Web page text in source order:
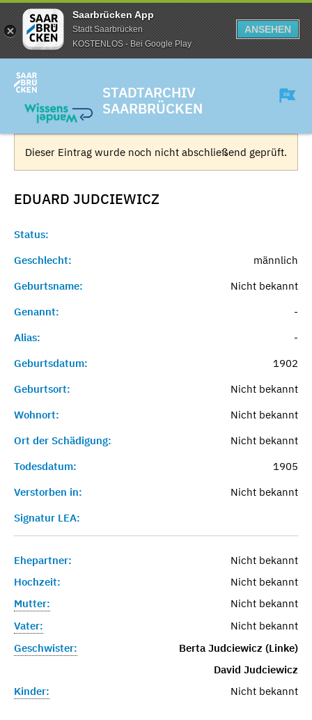
Saarbrücken App
Stadt Saarbrücken
KOSTENLOS - Bei Google Play
ANSEHEN
STADTARCHIV
SAARBRÜCKEN
Dieser Eintrag wurde noch nicht abschließend geprüft.
EDUARD JUDCIEWICZ
Status:
Geschlecht:
männlich
Geburtsname:
Nicht bekannt
Genannt:
-
Alias:
-
Geburtsdatum:
1902
Geburtsort:
Nicht bekannt
Wohnort:
Nicht bekannt
Ort der Schädigung:
Nicht bekannt
Todesdatum:
1905
Verstorben in:
Nicht bekannt
Signatur LEA:
Ehepartner:
Nicht bekannt
Hochzeit:
Nicht bekannt
Mutter:
Nicht bekannt
Vater:
Nicht bekannt
Geschwister:
Berta Judciewicz (Linke)
David Judciewicz
Kinder:
Nicht bekannt